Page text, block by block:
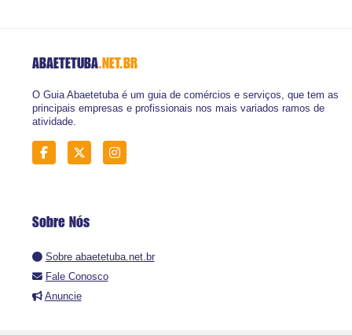
ABAETETUBA.NET.BR
O Guia Abaetetuba é um guia de comércios e serviços, que tem as
principais empresas e profissionais nos mais variados ramos de
atividade.
Sobre Nós
Sobre abaetetuba.net.br
Fale Conosco
Anuncie